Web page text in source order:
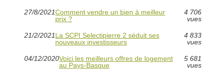
27/8/2021Comment vendre un bien à meilleur
prix ?
4 706
vues
21/2/2021La SCPI Selectipierre 2 séduit ses
nouveaux investisseurs
4 833
vues
04/12/2020Voici les meilleurs offres de logement
au Pays-Basque
5 681
vues